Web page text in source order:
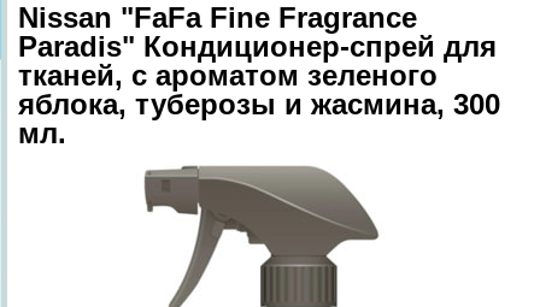
Nissan "FaFa Fine Fragrance
Paradis" Кондиционер-спрей для
тканей, с ароматом зеленого
яблока, туберозы и жасмина, 300
мл.